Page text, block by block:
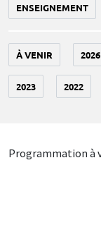
ENSEIGNEMENT
À VENIR 2026
2023 2022
Programmation à